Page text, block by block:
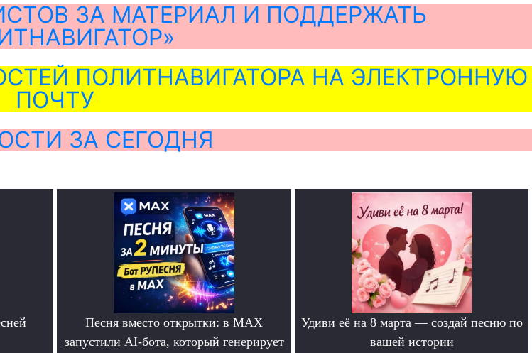
ЗА МАТЕРИАЛ И ПОДДЕРЖАТЬ
ПОЛИТНАВИГАТОРА НА ЭЛЕКТРОННУЮ
ПОЧТУ
ЗА СЕГОДНЯ
Песня вместо открытки: в MAX
запустили AI-бота, который генерирует
Удиви её на 8 марта — создай песню по
вашей истории